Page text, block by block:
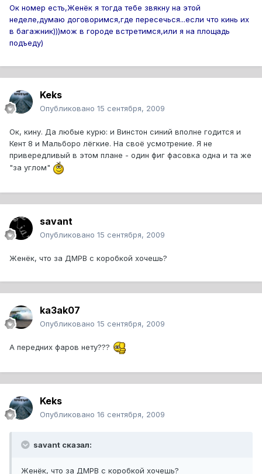
Ок номер есть,Женёк я тогда тебе звякну на этой
неделе,думаю договоримся,где пересечься...если что кинь их
в багажник)))мож в городе встретимся,или я на площадь
подъеду)
Keks
Опубликовано 15 сентября, 2009
Ок, кину. Да любые курю: и Винстон синий вполне годится и
Кент 8 и Мальборо лёгкие. На своё усмотрение. Я не
привередливый в этом плане - один фиг фасовка одна и та же
"за углом"
savant
Опубликовано 15 сентября, 2009
Женёк, что за ДМРВ с коробкой хочешь?
ka3ak07
Опубликовано 15 сентября, 2009
А передних фаров нету???
Keks
Опубликовано 16 сентября, 2009
savant сказал:
Женёк, что за ДМРВ с коробкой хочешь?